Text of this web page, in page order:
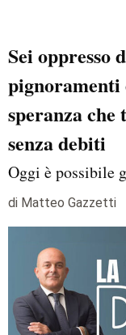
Sei oppresso
pignoramenti
speranza
senza debiti
Oggi è possibile
di Matteo Gazzetti